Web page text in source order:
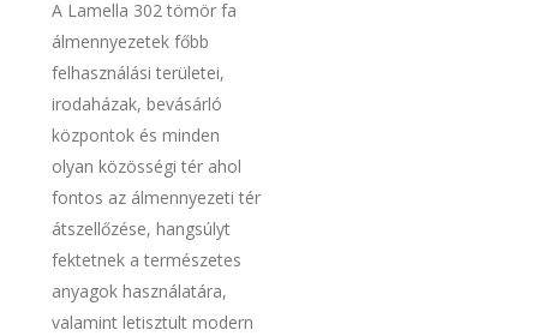
A Lamella 302 tömör fa
álmennyezetek főbb
felhasználási területei,
irodaházak, bevásárló
központok és minden
olyan közösségi tér ahol
fontos az álmennyezeti tér
átszellőzése, hangsúlyt
fektetnek a természetes
anyagok használatára,
valamint letisztult modern